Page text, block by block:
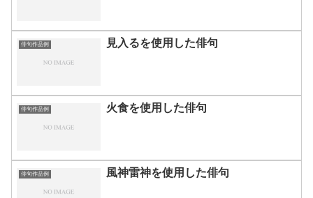
俳句作品例 見入るを使用した俳句
俳句作品例 火食を使用した俳句
俳句作品例 風神雷神を使用した俳句